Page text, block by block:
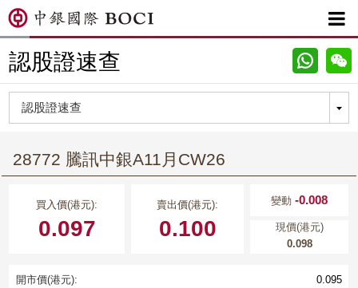

認股證速查
28772 騰訊中銀A11月CW26
買入價(港元):
0.097
賣出價(港元):
0.100
變動-0.008
現價(港元)
0.098
開市價(港元): 0.095